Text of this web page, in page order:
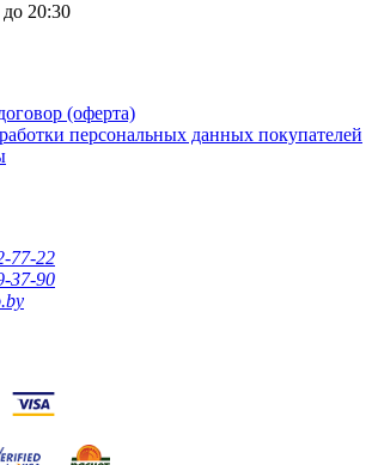
20:30
(оферта)
персональных данных покупателей
77-22
37-90